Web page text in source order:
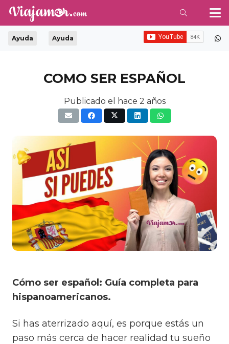
Ayuda Ayuda
COMO SER ESPAÑOL
Publicado el hace 2 años
Cómo ser español: Guía completa para
hispanoamericanos.
Si has aterrizado aquí, es porque estás un
paso más cerca de hacer realidad tu sueño